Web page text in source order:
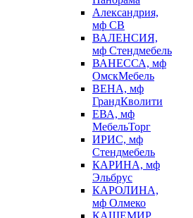
Александрия,
мф СВ
ВАЛЕНСИЯ,
мф Стендмебель
ВАНЕССА, мф
ОмскМебель
ВЕНА, мф
ГрандКволити
ЕВА, мф
МебельТорг
ИРИС, мф
Стендмебель
КАРИНА, мф
Эльбрус
КАРОЛИНА,
мф Олмеко
КАШЕМИР,